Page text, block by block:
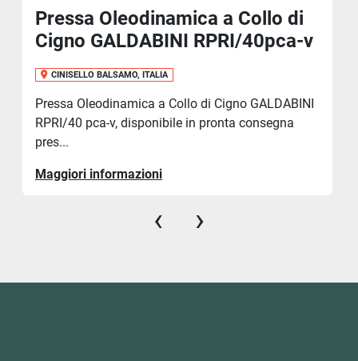
Pressa Oleodinamica a Collo di
Cigno GALDABINI RPRI/40pca-v
CINISELLO BALSAMO, ITALIA
Pressa Oleodinamica a Collo di Cigno GALDABINI
RPRI/40 pca-v, disponibile in pronta consegna
pres...
Maggiori informazioni
‹ ›